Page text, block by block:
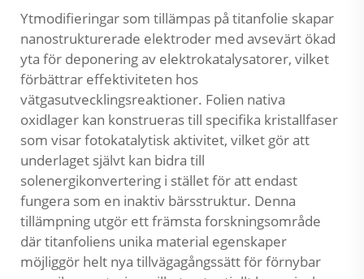
Ytmodifieringar som tillämpas på titanfolie skapar
nanostrukturerade elektroder med avsevärt ökad
yta för deponering av elektrokatalysatorer, vilket
förbättrar effektiviteten hos
vätgasutvecklingsreaktioner. Folien nativa
oxidlager kan konstrueras till specifika kristallfaser
som visar fotokatalytisk aktivitet, vilket gör att
underlaget självt kan bidra till
solenergikonvertering i stället för att endast
fungera som en inaktiv bärsstruktur. Denna
tillämpning utgör ett främsta forskningsområde
där titanfoliens unika material egenskaper
möjliggör helt nya tillvägagångssätt för förnybar